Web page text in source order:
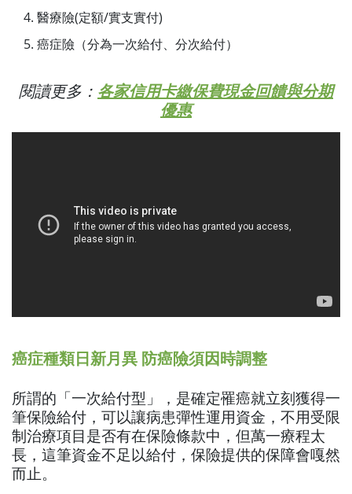
醫療險(定額/實支實付)
癌症險（分為一次給付、分次給付）
閱讀更多： 各家信用卡繳保費現金回饋與分期
優惠
癌症種類日新月異 防癌險須因時調整
所謂的「一次給付型」，是確定罹癌就立刻獲得一
筆保險給付，可以讓病患彈性運用資金，不用受限
制治療項目是否有在保險條款中，但萬一療程太
長，這筆資金不足以給付，保險提供的保障會嘎然
而止。